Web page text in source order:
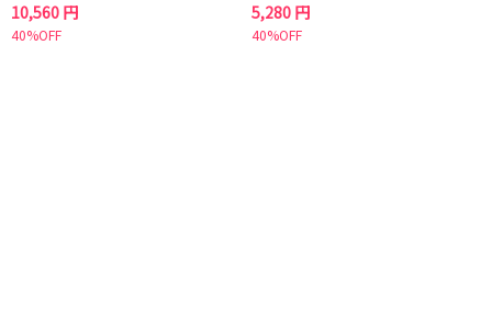
10,560 円
40%OFF
5,280 円
40%OFF